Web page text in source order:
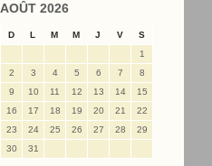
AOÛT 2026
D L M M J V
S
1
2
3 4 5 6 7
8
9
10 11 12 13 14
15
16
17 18 19 20 21
22
23
24 25 26 27 28
29
30
31